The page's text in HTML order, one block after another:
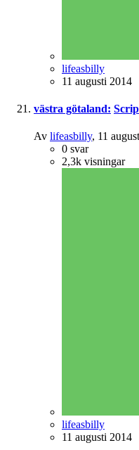
lifeasbilly
11 augusti 2014
västra götaland:
Av lifeasbilly, 11
0 svar
2,3k visningar
lifeasbilly
11 augusti 2014